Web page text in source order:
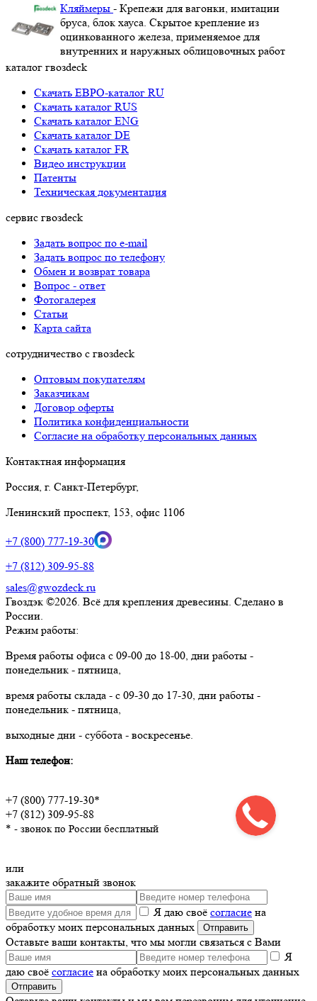
Кляймеры - Крепежи для вагонки, имитации
бруса, блок хауса. Скрытое крепление из
оцинкованного железа, применяемое для
внутренних и наружных облицовочных работ
каталог гвозdeck
Скачать ЕВРО-каталог RU
Скачать каталог RUS
Cкачать каталог ENG
Cкачать каталог DE
Cкачать каталог FR
Видео инструкции
Патенты
Техническая документация
сервис гвозdeck
Задать вопрос по e-mail
Задать вопрос по телефону
Обмен и возврат товара
Вопрос - ответ
Фотогалерея
Статьи
Карта сайта
сотрудничество с гвозdeck
Оптовым покупателям
Заказчикам
Договор оферты
Политика конфиденциальности
Согласие на обработку персональных данных
Контактная информация
Россия, г. Санкт-Петербург,
Ленинский проспект, 153, офис 1106
+7 (800) 777-19-30
+7 (812) 309-95-88
sales@gwozdeck.ru
Гвоздэк ©2026. Всё для крепления древесины. Сделано в
России.
Режим работы:
Время работы офиса с 09-00 до 18-00, дни работы -
понедельник - пятница,
время работы склада - с 09-30 до 17-30, дни работы -
понедельник - пятница,
выходные дни - суббота - воскресенье.
Наш телефон:
+7 (800) 777-19-30*
+7 (812) 309-95-88
* - звонок по России бесплатный
или
закажите обратный звонок
Я даю своё согласие на
обработку моих персональных данных
Оставьте ваши контакты, что мы могли связаться с Вами
Я
даю своё согласие на обработку моих персональных данных